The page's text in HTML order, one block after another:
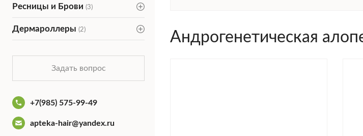
Ресницы и Брови (3)
Дермароллеры (2)
Задать вопрос
+7(985) 575-99-49
apteka-hair@yandex.ru
Андрогенетическая